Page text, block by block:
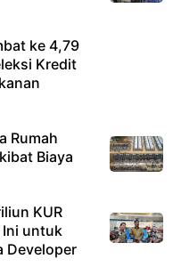
ke 4,79
Kredit
Rumah
Biaya
KUR
Ini untuk
Developer